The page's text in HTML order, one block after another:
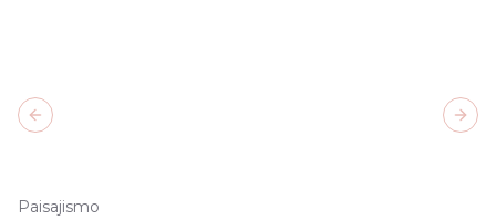
Paisajismo
Previous slide